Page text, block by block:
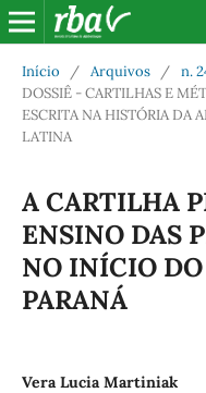
Início / Arquivos / n.
DOSSIÊ - CARTILHAS E
ESCRITA NA HISTÓRIA DA
LATINA
A CARTILHA
ENSINO DAS
NO INÍCIO
PARANÁ
Vera Lucia Martiniak